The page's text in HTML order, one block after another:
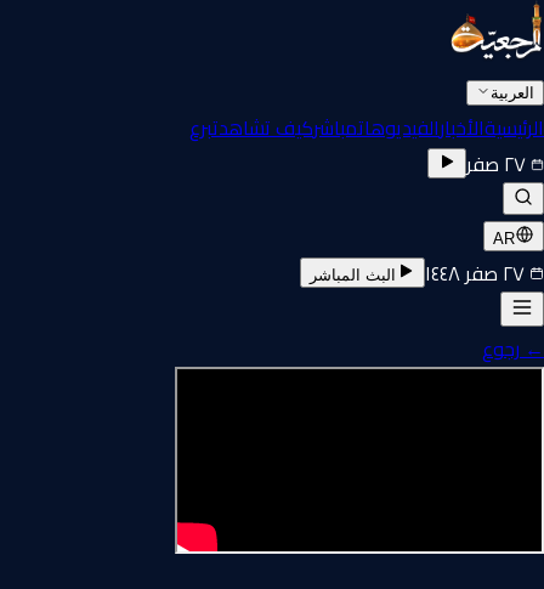
العربية
الرئيسيةالأخبارالفيديوهاتمباشركيف تشاهدتبرع
٢٧ صفر
AR
٢٧ صفر ١٤٤٨ البث المباشر
←رجوع